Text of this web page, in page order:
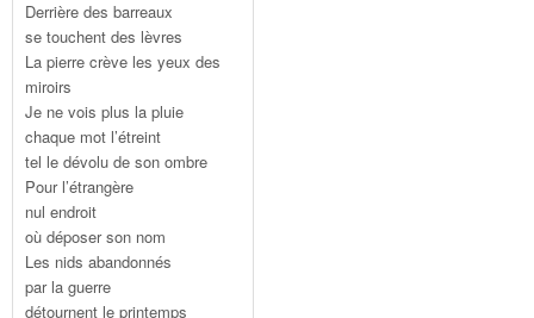
Derrière des barreaux
se touchent des lèvres
La pierre crève les yeux des
miroirs
Je ne vois plus la pluie
chaque mot l’étreint
tel le dévolu de son ombre
Pour l’étrangère
nul endroit
où déposer son nom
Les nids abandonnés
par la guerre
détournent le printemps